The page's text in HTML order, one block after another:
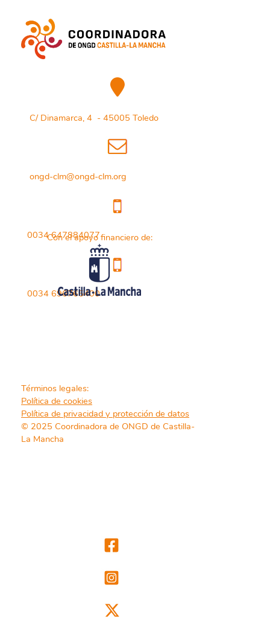
C/ Dinamarca, 4 - 45005 Toledo
ongd-clm@ongd-clm.org
0034 647884077
0034 696765400
Con el apoyo financiero de:
Términos legales:
Política de cookies
Política de privacidad y protección de datos
© 2025 Coordinadora de ONGD de Castilla-
La Mancha